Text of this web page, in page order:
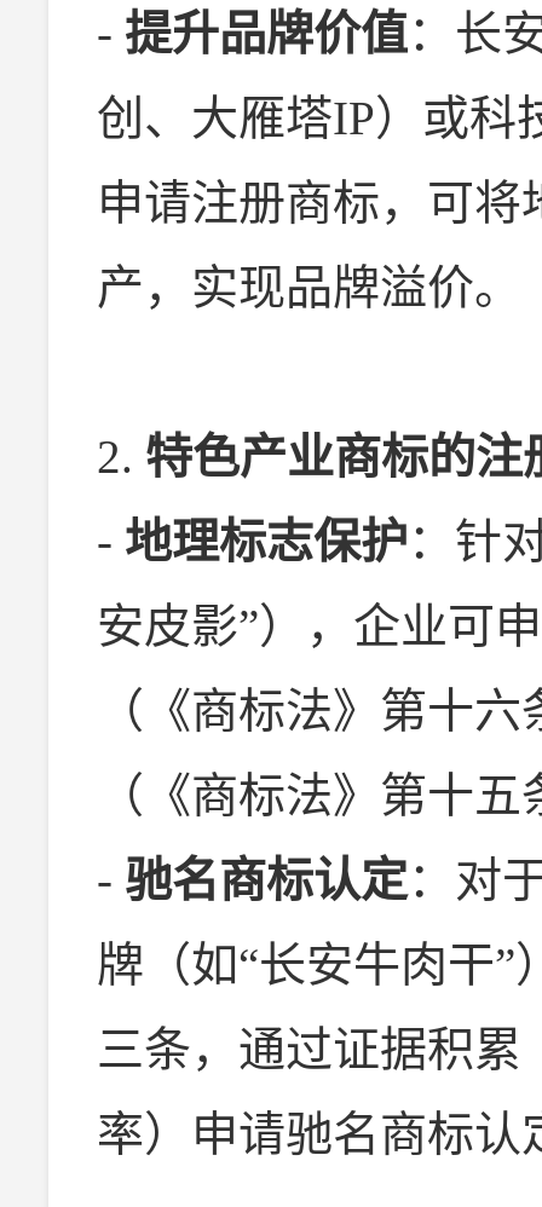
- 提升品牌价值：长
创、大雁塔IP）或科
申请注册商标，可
产，实现品牌溢价。
2. 特色产业商标的注
- 地理标志保护：针
安皮影”），企业可
（《商标法》第十
（《商标法》第十
- 驰名商标认定：对
牌（如“长安牛肉干
三条，通过证据积
率）申请驰名商标